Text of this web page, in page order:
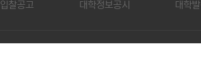
입찰공고 대학정보공시 대학